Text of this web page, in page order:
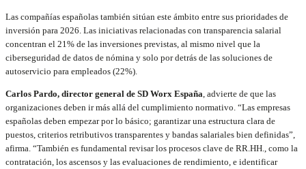
Las compañías españolas también sitúan este ámbito entre sus prioridades de
inversión para 2026. Las iniciativas relacionadas con transparencia salarial
concentran el 21% de las inversiones previstas, al mismo nivel que la
ciberseguridad de datos de nómina y solo por detrás de las soluciones de
autoservicio para empleados (22%).
Carlos Pardo, director general de SD Worx España , advierte de que las
organizaciones deben ir más allá del cumplimiento normativo. “Las empresas
españolas deben empezar por lo básico; garantizar una estructura clara de
puestos, criterios retributivos transparentes y bandas salariales bien definidas”,
afirma. “También es fundamental revisar los procesos clave de RR.HH., como la
contratación, los ascensos y las evaluaciones de rendimiento, e identificar